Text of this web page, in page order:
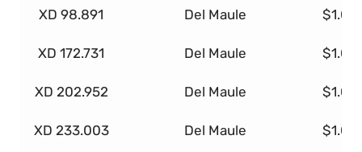
XD 98.891 Del Maule
XD 172.731 Del Maule
XD 202.952 Del Maule
XD 233.003 Del Maule